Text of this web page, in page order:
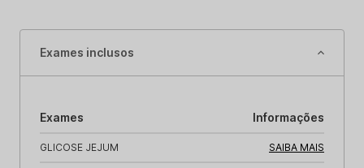
Exames inclusos
Exames Informações
GLICOSE JEJUM SAIBA MAIS